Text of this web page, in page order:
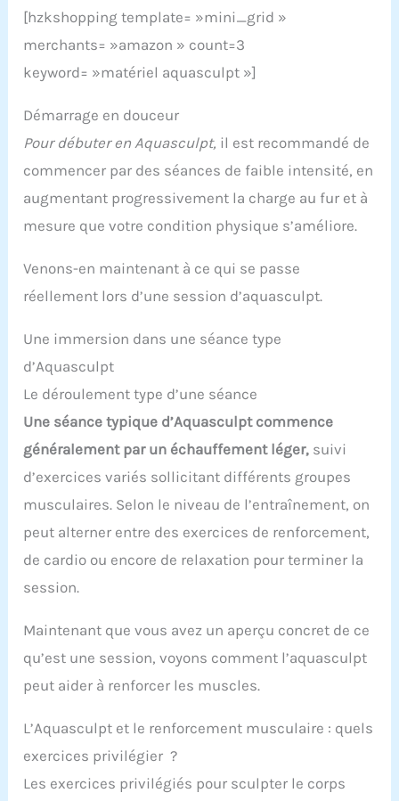
[hzkshopping template= »mini_grid »
merchants= »amazon » count=3
keyword= »matériel aquasculpt »]
Démarrage en douceur
Pour débuter en Aquasculpt, il est recommandé de
commencer par des séances de faible intensité, en
augmentant progressivement la charge au fur et à
mesure que votre condition physique s’améliore.
Venons-en maintenant à ce qui se passe
réellement lors d’une session d’aquasculpt.
Une immersion dans une séance type
d’Aquasculpt
Le déroulement type d’une séance
Une séance typique d’Aquasculpt commence
généralement par un échauffement léger, suivi
d’exercices variés sollicitant différents groupes
musculaires. Selon le niveau de l’entraînement, on
peut alterner entre des exercices de renforcement,
de cardio ou encore de relaxation pour terminer la
session.
Maintenant que vous avez un aperçu concret de ce
qu’est une session, voyons comment l’aquasculpt
peut aider à renforcer les muscles.
L’Aquasculpt et le renforcement musculaire : quels
exercices privilégier ?
Les exercices privilégiés pour sculpter le corps